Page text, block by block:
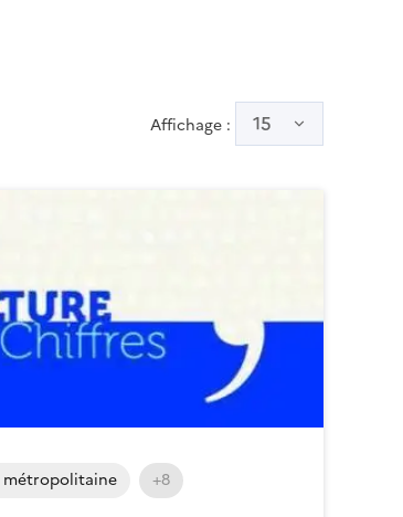
Affichage : 15
métropolitaine +8